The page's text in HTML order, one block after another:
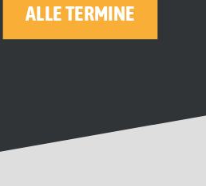
ALLE TERMINE